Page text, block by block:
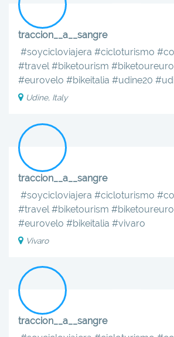
traccion__a__sangre
#soycicloviajera #cicloturismo
#travel #biketourism
#eurovelo #bikeitalia #udine20
Udine, Italy
traccion__a__sangre
#soycicloviajera #cicloturismo
#travel #biketourism
#eurovelo #bikeitalia #vivaro
Vivaro
traccion__a__sangre